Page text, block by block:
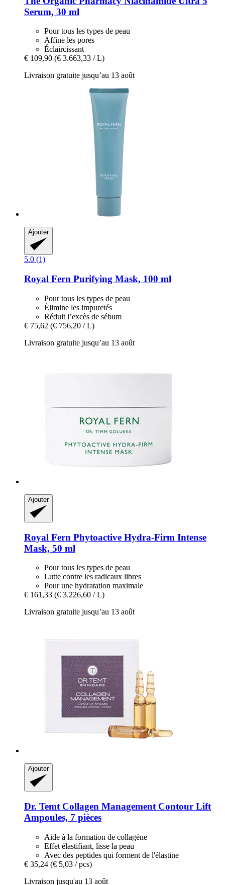
Serum, 30 ml
Pour tous les types de peau
Affine les pores
Éclaircissant
€ 109,90 (€ 3.663,33 / L)
Livraison gratuite jusqu’au 13 août
Ajouter
5.0 (1)
Royal Fern Purifying Mask, 100 ml
Pour tous les types de peau
Élimine les impuretés
Réduit l’excès de sébum
€ 75,62 (€ 756,20 / L)
Livraison gratuite jusqu’au 13 août
Ajouter
Royal Fern Phytoactive Hydra-​Firm Intense
Mask, 50 ml
Pour tous les types de peau
Lutte contre les radicaux libres
Pour une hydratation maximale
€ 161,33 (€ 3.226,60 / L)
Livraison gratuite jusqu’au 13 août
Ajouter
Dr. Temt Collagen Management Contour Lift
Ampoules, 7 pièces
Aide à la formation de collagène
Effet élastifiant, lisse la peau
Avec des peptides qui forment de l'élastine
€ 35,24 (€ 5,03 / pcs)
Livraison jusqu'au 13 août